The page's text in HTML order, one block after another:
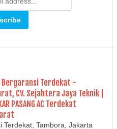
Bergaransi Terdekat -
CV. Sejahtera Jaya Teknik |
PASANG AC Terdekat
Terdekat, Tambora, Jakarta